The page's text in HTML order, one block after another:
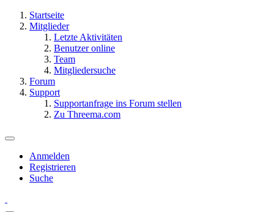
Startseite
Mitglieder
Letzte Aktivitäten
Benutzer online
Team
Mitgliedersuche
Forum
Support
Supportanfrage ins Forum stellen
Zu Threema.com
Anmelden
Registrieren
Suche